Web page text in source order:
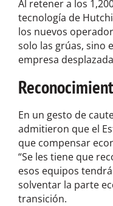
Al retener a los
tecnología de
los nuevos
solo las grúas, sino
empresa
En un gesto de
admitieron que el
que compensar
“Se les tiene que
esos equipos
solventar la parte
transición.